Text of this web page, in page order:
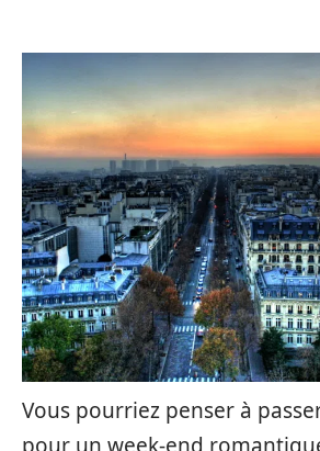
Vous pourriez penser à